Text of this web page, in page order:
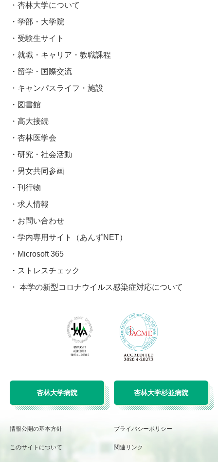
杏林大学について
学部・大学院
受験生サイト
就職・キャリア・教職課程
留学・国際交流
キャンパスライフ・施設
図書館
高大接続
杏林医学会
研究・社会活動
男女共同参画
刊行物
求人情報
お問い合わせ
学内専用サイト（あんずNET）
Microsoft 365
ストレスチェック
本学の新型コロナウイルス感染症対応について
杏林大学病院 杏林大学杉並病院
情報公開の基本方針 プライバシーポリシー
このサイトについて 関連リンク